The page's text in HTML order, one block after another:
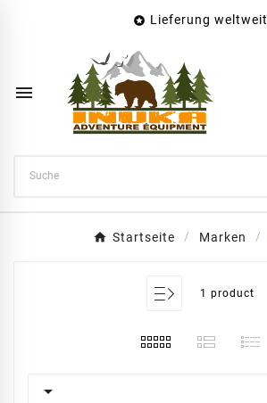
 Lieferung weltweit

Startseite Marken
1 product

Name der Wunschliste